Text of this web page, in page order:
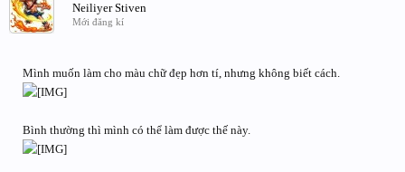
Neiliyer Stiven
Mới đăng kí
Mình muốn làm cho màu chữ đẹp hơn tí, nhưng không biết cách.
Bình thường thì mình có thể làm được thế này.